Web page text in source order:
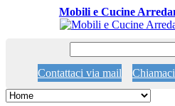
Mobili e Cucine
Contattaci via mail